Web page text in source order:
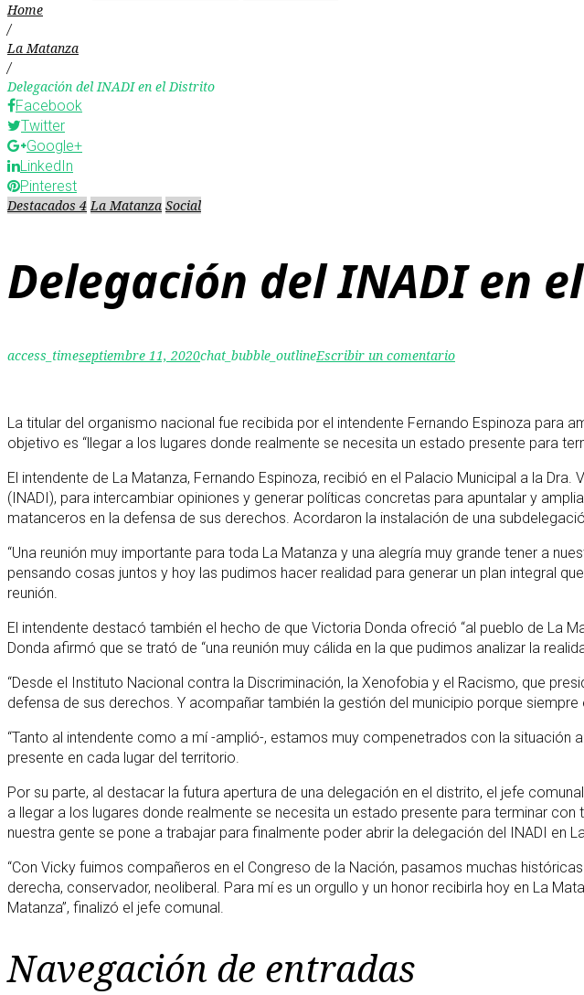
Home
/
La Matanza
/
Delegación del INADI en el Distrito
Facebook
Twitter
Google+
LinkedIn
Pinterest
Destacados 4 La Matanza Social
Delegación del INADI en
access_timeseptiembre 11, 2020chat_bubble_outlineEscribir un comentario
La titular del organismo nacional fue recibida por el intendente Fernando Espinoza para
objetivo es “llegar a los lugares donde realmente se necesita un estado presente para
El intendente de La Matanza, Fernando Espinoza, recibió en el Palacio Municipal a la
(INADI), para intercambiar opiniones y generar políticas concretas para apuntalar y
matanceros en la defensa de sus derechos. Acordaron la instalación de una
“Una reunión muy importante para toda La Matanza y una alegría muy grande tener a
pensando cosas juntos y hoy las pudimos hacer realidad para generar un plan integral
reunión.
El intendente destacó también el hecho de que Victoria Donda ofreció “al pueblo de La
Donda afirmó que se trató de “una reunión muy cálida en la que pudimos analizar la
“Desde el Instituto Nacional contra la Discriminación, la Xenofobia y el Racismo, que
defensa de sus derechos. Y acompañar también la gestión del municipio porque
“Tanto al intendente como a mí -amplió-, estamos muy compenetrados con la
presente en cada lugar del territorio.
Por su parte, al destacar la futura apertura de una delegación en el distrito, el jefe
a llegar a los lugares donde realmente se necesita un estado presente para terminar
nuestra gente se pone a trabajar para finalmente poder abrir la delegación del INADI en
“Con Vicky fuimos compañeros en el Congreso de la Nación, pasamos muchas
derecha, conservador, neoliberal. Para mí es un orgullo y un honor recibirla hoy en La
Matanza”, finalizó el jefe comunal.
Navegación de entradas